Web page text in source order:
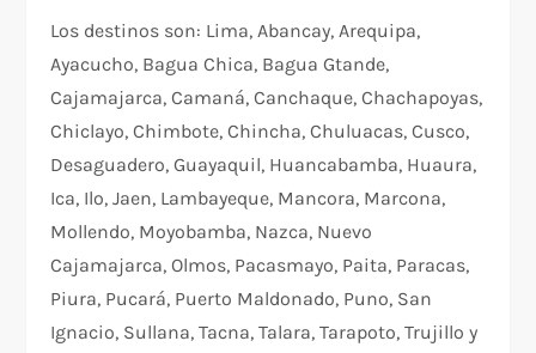
Los destinos son: Lima, Abancay, Arequipa,
Ayacucho, Bagua Chica, Bagua Gtande,
Cajamajarca, Camaná, Canchaque, Chachapoyas,
Chiclayo, Chimbote, Chincha, Chuluacas, Cusco,
Desaguadero, Guayaquil, Huancabamba, Huaura,
Ica, Ilo, Jaen, Lambayeque, Mancora, Marcona,
Mollendo, Moyobamba, Nazca, Nuevo
Cajamajarca, Olmos, Pacasmayo, Paita, Paracas,
Piura, Pucará, Puerto Maldonado, Puno, San
Ignacio, Sullana, Tacna, Talara, Tarapoto, Trujillo y